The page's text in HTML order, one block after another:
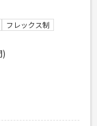
がございます。
ディレクター経験
合は相応の経験
以上
フレックス制
)